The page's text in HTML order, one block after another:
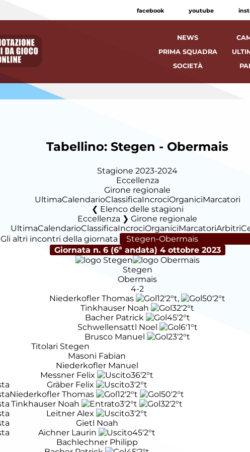
facebook youtube
NEWS
PRIMA SQUADRA
SOCIETÀ
Tabellino: Stegen - Obermais
Stagione 2023-2024
Eccellenza
Girone regionale
UltimaCalendarioClassificaIncrociOrganiciMarcatori
Elenco delle stagioni
Eccellenza ❯ Girone regionale
UltimaCalendarioClassificaIncrociOrganiciMarcatoriArbitri
Gli altri incontri della giornata
Giornata n. 6 (6ª andata) 4 ottobre 2023
Stegen
Obermais
4-2
Niederkofler Thomas
12'2°t, 50'2°t
Tinkhauser Noah
32'2°t
Bacher Patrick
45'2°t
Schwellensattl Noel
6'1°t
Brusco Manuel
23'2°t
Titolari Stegen
Masoni Fabian
Niederkofler Manuel
Messner Felix
36'2°t
Gräber Felix
3'2°t
Niederkofler Thomas
12'2°t 50'2°t
Tinkhauser Noah
3'2°t 32'2°t
Leitner Alex
3'2°t
Gietl Noah
Aichner Laurin
45'2°t
Bachlechner Philipp